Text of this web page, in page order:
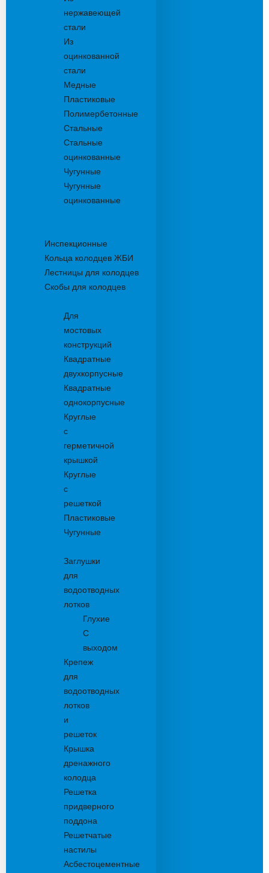
нержавеющей
стали
Из
оцинкованной
стали
Медные
Пластиковые
Полимербетонные
Стальные
Стальные
оцинкованные
Чугунные
Чугунные
оцинкованные
Инспекционные
Кольца колодцев ЖБИ
Лестницы для колодцев
Скобы для колодцев
Для
мостовых
конструкций
Квадратные
двухкорпусные
Квадратные
однокорпусные
Круглые
с
герметичной
крышкой
Круглые
с
решеткой
Пластиковые
Чугунные
Заглушки
для
водоотводных
лотков
Глухие
С
выходом
Крепеж
для
водоотводных
лотков
и
решеток
Крышка
дренажного
колодца
Решетка
придверного
поддона
Решетчатые
настилы
Асбестоцементные